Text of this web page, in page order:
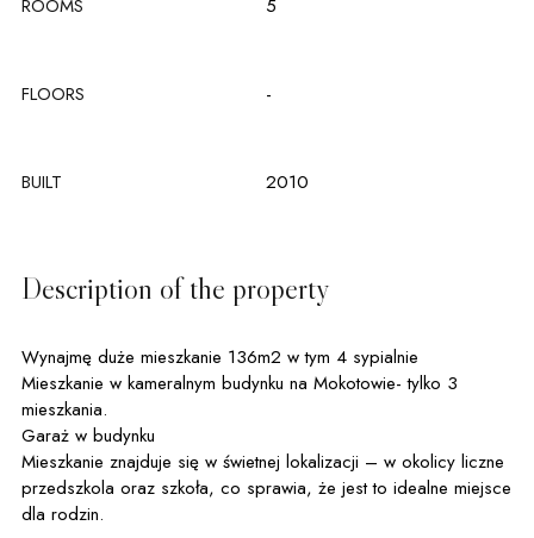
ROOMS 5
FLOORS -
BUILT 2010
Description of the property
Wynajmę duże mieszkanie 136m2 w tym 4 sypialnie
Mieszkanie w kameralnym budynku na Mokotowie- tylko 3
mieszkania.
Garaż w budynku
Mieszkanie znajduje się w świetnej lokalizacji – w okolicy liczne
przedszkola oraz szkoła, co sprawia, że jest to idealne miejsce
dla rodzin.